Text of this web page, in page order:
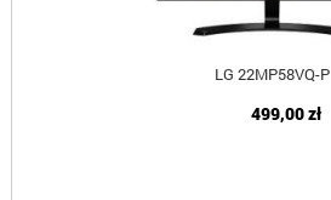
LG 22MP58VQ-P
499,00 zł